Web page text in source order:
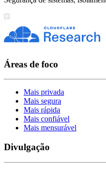
Áreas de foco
Mais privada
Mais segura
Mais rápida
Mais confiável
Mais mensurável
Divulgação